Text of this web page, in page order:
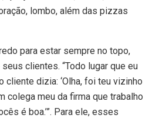
lombo, além das pizzas
para estar sempre no topo,
clientes. “Todo lugar que eu
cliente dizia: ‘Olha, foi teu vizinho
colega meu da firma que trabalho
é boa.’”. Para ele, esses